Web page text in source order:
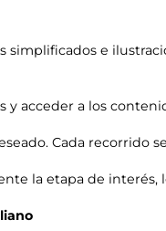
simplificados e
y acceder a los
Cada recorrido
la etapa de interés,